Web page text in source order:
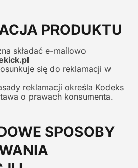
PRODUKTU
składać e-mailowo
się do reklamacji w
reklamacji określa Kodeks
o prawach konsumenta.
SPOSOBY